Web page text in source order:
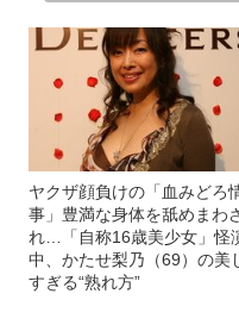
ヤクザ顔負けの「血みどろ
事」豊満な身体を舐めまわ
れ…「自称16歳美少女」怪
中、かたせ梨乃（69）の美
すぎる“熟れ方”